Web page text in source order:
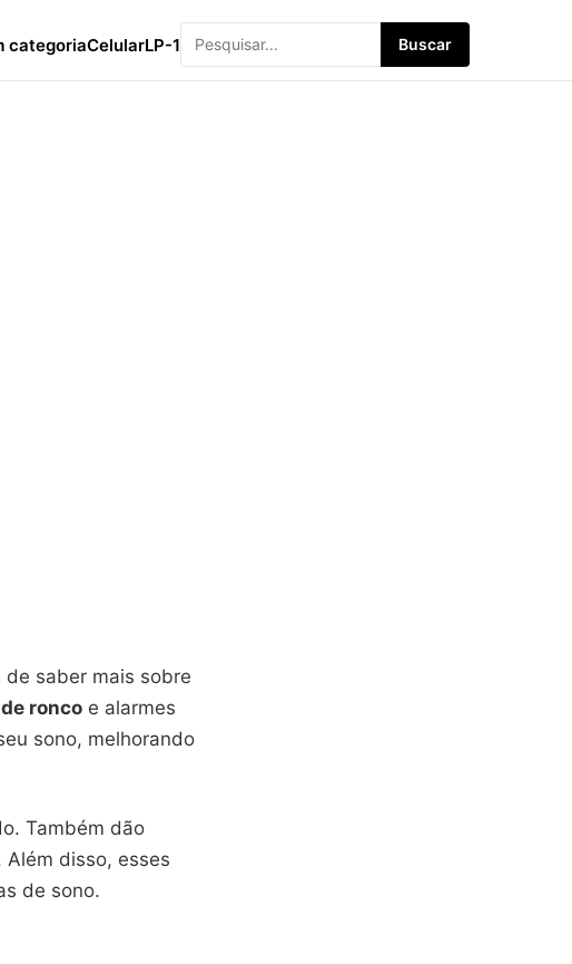
categoriaCelularLP-1 Buscar
saber mais sobre
ronco e alarmes
sono, melhorando
Também dão
disso, esses
de sono.